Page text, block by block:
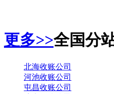
更多>>全国分
北海收账公司
河池收账公司
屯昌收账公司